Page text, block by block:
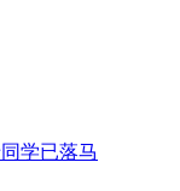
学已落马